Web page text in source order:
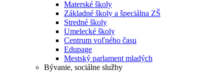
Materské školy
Základné školy a špeciálna ZŠ
Stredné školy
Umelecké školy
Centrum voľného času
Edupage
Mestský parlament mladých
Bývanie, sociálne služby